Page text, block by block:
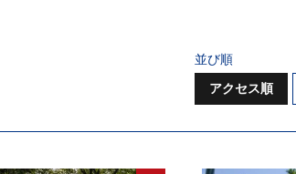
並び順
アクセス順